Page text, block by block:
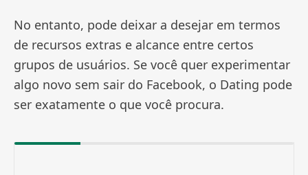
No entanto, pode deixar a desejar em termos
de recursos extras e alcance entre certos
grupos de usuários. Se você quer experimentar
algo novo sem sair do Facebook, o Dating pode
ser exatamente o que você procura.